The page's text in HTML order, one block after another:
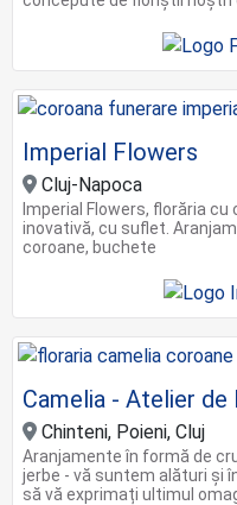
Imperial Flowers
Cluj-Napoca
Imperial Flowers, florăria
inovativă, cu suflet.
coroane, buchete
Camelia - Atelier de
Chinteni, Poieni, Cluj
Aranjamente în formă de
jerbe - vă suntem alături și
să vă exprimați ultimul